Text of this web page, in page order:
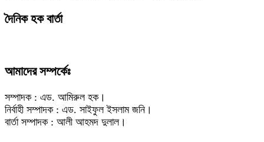
দৈনিক হক বার্তা
আমাদের সম্পর্কেঃ
সম্পাদক : এড. আমিরুল হক।
নির্বাহী সম্পাদক : এড. সাইফুল ইসলাম জনি।
বার্তা সম্পাদক : আলী আহমদ দুলাল।